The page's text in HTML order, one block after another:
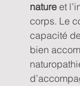
nature et
corps. Le
capacité
bien